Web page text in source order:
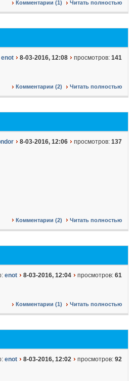
Комментарии (1) Читать полностью
enot 8-03-2016, 12:08 просмотров: 141
Комментарии (2) Читать полностью
8-03-2016, 12:06 просмотров: 137
Комментарии (2) Читать полностью
enot 8-03-2016, 12:04 просмотров: 61
Комментарии (1) Читать полностью
enot 8-03-2016, 12:02 просмотров: 92